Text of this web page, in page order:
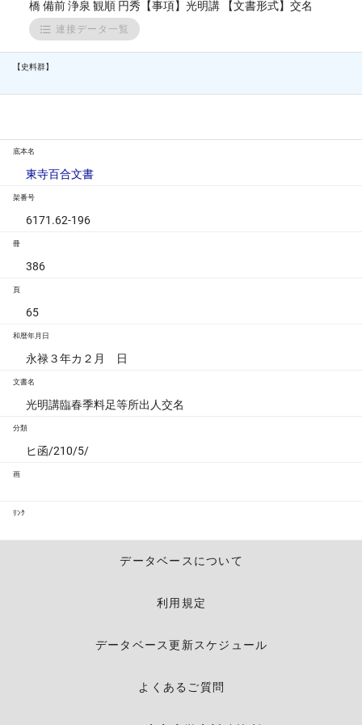
橋 備前 浄泉 観順 円秀【事項】光明講 【文書形式】交名
連接データ一覧
【史料群】
底本名
東寺百合文書
架番号
6171.62-196
冊
386
頁
65
和暦年月日
永禄３年カ２月 日
文書名
光明講臨春季料足等所出人交名
分類
ヒ函/210/5/
画
ﾘﾝｸ
データベースについて
利用規定
データベース更新スケジュール
よくあるご質問